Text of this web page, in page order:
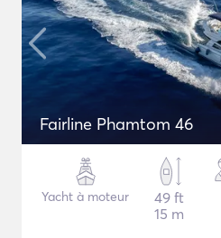
Fairline Phamtom 46
Yacht à moteur
49 ft
15 m